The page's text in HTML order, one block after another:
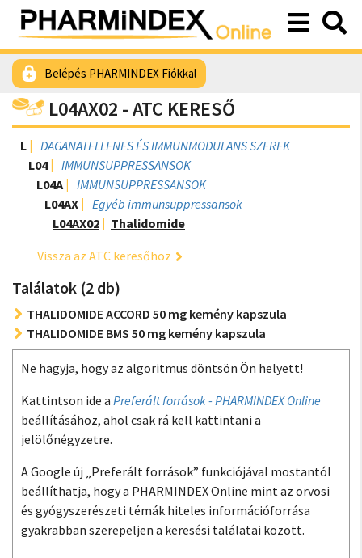
Belépés PHARMINDEX Fiókkal
L04AX02 - ATC KERESŐ
L
DAGANATELLENES ÉS IMMUNMODULANS SZEREK
L04
IMMUNSUPPRESSANSOK
L04A
IMMUNSUPPRESSANSOK
L04AX
Egyéb immunsuppressansok
L04AX02
Thalidomide
Vissza az ATC keresőhöz
Találatok (2 db)
THALIDOMIDE ACCORD 50 mg kemény kapszula
THALIDOMIDE BMS 50 mg kemény kapszula
Ne hagyja, hogy az algoritmus döntsön Ön helyett!
Kattintson ide a Preferált források - PHARMINDEX Online
beállításához, ahol csak rá kell kattintani a
jelölőnégyzetre.
A Google új „Preferált források” funkciójával mostantól
beállíthatja, hogy a PHARMINDEX Online mint az orvosi
és gyógyszerészeti témák hiteles információforrása
gyakrabban szerepeljen a keresési találatai között.